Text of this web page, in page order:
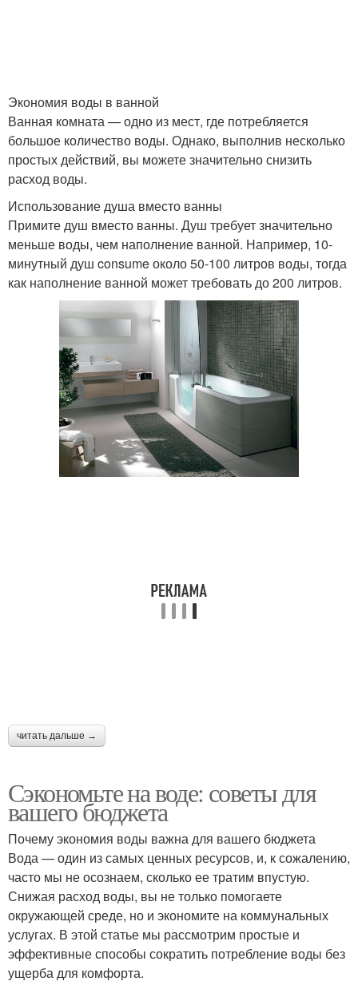
Экономия воды в ванной
Ванная комната — одно из мест, где потребляется
большое количество воды. Однако, выполнив несколько
простых действий, вы можете значительно снизить
расход воды.
Использование душа вместо ванны
Примите душ вместо ванны. Душ требует значительно
меньше воды, чем наполнение ванной. Например, 10-
минутный душ consume около 50-100 литров воды, тогда
как наполнение ванной может требовать до 200 литров.
читать дальше →
Сэкономьте на воде: советы для
вашего бюджета
Почему экономия воды важна для вашего бюджета
Вода — один из самых ценных ресурсов, и, к сожалению,
часто мы не осознаем, сколько ее тратим впустую.
Снижая расход воды, вы не только помогаете
окружающей среде, но и экономите на коммунальных
услугах. В этой статье мы рассмотрим простые и
эффективные способы сократить потребление воды без
ущерба для комфорта.